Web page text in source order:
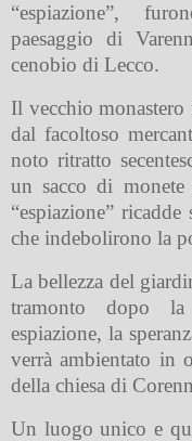
“espiazione”,
paesaggio di
cenobio di Lecco.
Il vecchio
dal facoltoso
noto ritratto
un sacco di monete
“espiazione”
che indebolirono la
La bellezza del
tramonto dopo la
espiazione, la
verrà ambientato in
della chiesa di
Un luogo unico e